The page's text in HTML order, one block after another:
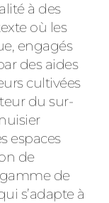
à des
où les
engagés
des aides
cultivées
du sur-
espaces
de
de
s’adapte à